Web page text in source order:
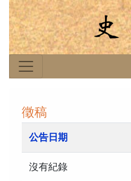
徵稿
公告日期
沒有紀錄